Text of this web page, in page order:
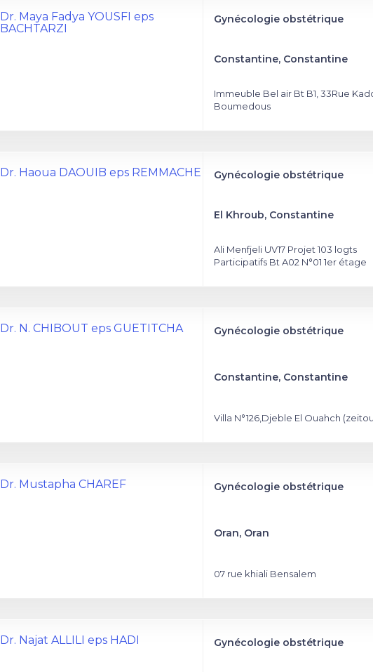
Dr. Maya Fadya YOUSFI eps
BACHTARZI
Gynécologie obstétrique
Constantine, Constantine
Immeuble Bel air Bt B1, 33Rue
Boumedous
Dr. Haoua DAOUIB eps REMMACHE Gynécologie obstétrique
El Khroub, Constantine
Ali Menfjeli UV17 Projet 103 logts
Participatifs Bt A02 N°01 1er étage
Dr. N. CHIBOUT eps GUETITCHA Gynécologie obstétrique
Constantine, Constantine
Villa N°126,Djeble El Ouahch
Dr. Mustapha CHAREF Gynécologie obstétrique
Oran, Oran
07 rue khiali Bensalem
Dr. Najat ALLILI eps HADI Gynécologie obstétrique